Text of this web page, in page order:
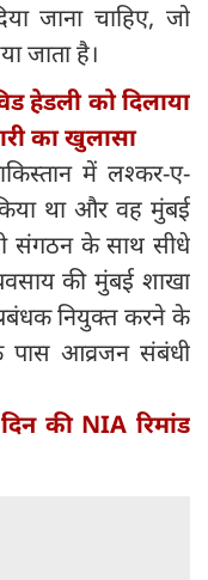
जाना चाहिए, जो
जाता है।
हेडली को दिलाया
का खुलासा
में लश्कर-ए-
था और वह मुंबई
संगठन के साथ सीधे
की मुंबई शाखा
नियुक्त करने के
आव्रजन संबंधी
की NIA रिमांड